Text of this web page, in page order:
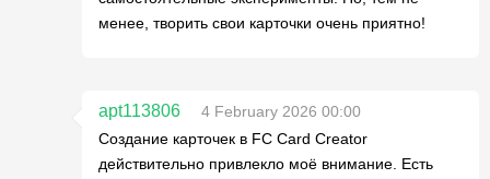
менее, творить свои карточки очень приятно!
apt113806
4 February 2026 00:00
Создание карточек в FC Card Creator
действительно привлекло моё внимание. Есть